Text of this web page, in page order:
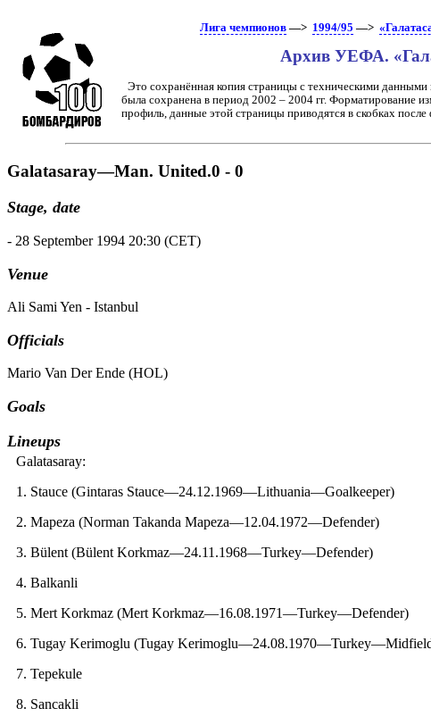
Лига чемпионов —> 1994/95 —>
Архив УЕФА.
Это сохранённая копия страницы с техническими
была сохранена в период 2002 – 2004 гг. Форматирование
профиль, данные этой страницы приводятся в скобках после
Galatasaray—Man. United.0 - 0
Stage, date
- 28 September 1994 20:30 (CET)
Venue
Ali Sami Yen - Istanbul
Officials
Mario Van Der Ende (HOL)
Goals
Lineups
Galatasaray:
1. Stauce (Gintaras Stauce—24.12.1969—Lithuania—Goalkeeper)
2. Mapeza (Norman Takanda Mapeza—12.04.1972—Defender)
3. Bülent (Bülent Korkmaz—24.11.1968—Turkey—Defender)
4. Balkanli
5. Mert Korkmaz (Mert Korkmaz—16.08.1971—Turkey—Defender)
6. Tugay Kerimoglu (Tugay
7. Tepekule
8. Sancakli